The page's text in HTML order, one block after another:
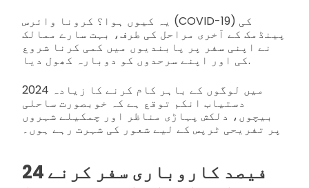
یہ کیوں ہوا؟ کرونا وائرس (COVID-19) کی
پینڈمک کے آخری مراحل کی طرف، بہت سارے ممالک
نے اپنی سفر پر پابندیوں میں کمی کرنا شروع
کی اور اپنے سرحدوں کو دوبارہ کھول دیا.
2024 میں لوگوں کے باہر کام کرنے کا زیادہ
دستیاب انکم توقع ہے کہ خوبصورت ساحلی
بیچوں، دلکش پہاڑی مناظر اور چمکیلے شہروں
پر تفریحی ٹرپس کے لیے شعور کی شہرت رہے ہوں۔
24 فیصد کاروباری سفر کرنے